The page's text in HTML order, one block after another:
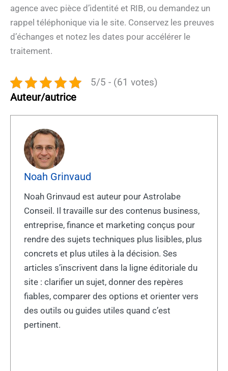
agence avec pièce d’identité et RIB, ou demandez un
rappel téléphonique via le site. Conservez les preuves
d’échanges et notez les dates pour accélérer le
traitement.
5/5 - (61 votes)
Auteur/autrice
Noah Grinvaud
Noah Grinvaud est auteur pour Astrolabe
Conseil. Il travaille sur des contenus business,
entreprise, finance et marketing conçus pour
rendre des sujets techniques plus lisibles, plus
concrets et plus utiles à la décision. Ses
articles s’inscrivent dans la ligne éditoriale du
site : clarifier un sujet, donner des repères
fiables, comparer des options et orienter vers
des outils ou guides utiles quand c’est
pertinent.